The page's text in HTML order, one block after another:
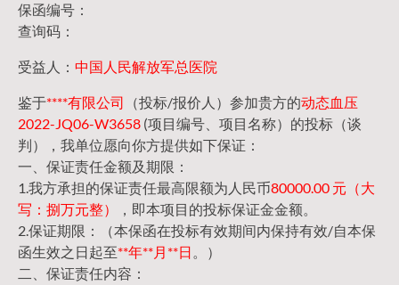
保函编号：
查询码：
受益人： 中国人民解放军总医院
鉴于****有限公司 （投标/报价人）参加贵方的动态血压
2022-JQ06-W3658 (项目编号、项目名称）的投标（谈
判），我单位愿向你方提供如下保证：
一、保证责任金额及期限：
1.我方承担的保证责任最高限额为人民币80000.00 元（大
写：捌万元整）
，即本项目的投标保证金金额。
2.保证期限：（本保函在投标有效期间内保持有效/自本保
函生效之日起至**年**月**日 。）
二、保证责任内容：